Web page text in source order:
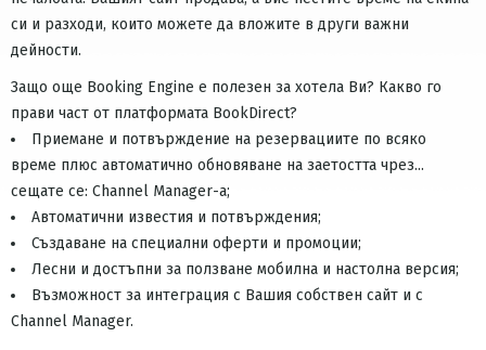
си и разходи, които можете да вложите в други важни
дейности.
Защо още Booking Engine е полезен за хотела Ви? Какво го
прави част от платформата BookDirect?
Приемане и потвърждение на резервациите по всяко
време плюс автоматично обновяване на заетостта чрез...
сещате се: Channel Manager-а;
Автоматични известия и потвърждения;
Създаване на специални оферти и промоции;
Лесни и достъпни за ползване мобилна и настолна версия;
Възможност за интеграция с Вашия собствен сайт и с
Channel Manager.